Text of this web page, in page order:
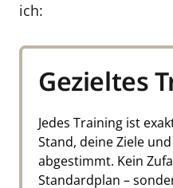
ich:
Gezieltes
Jedes Training ist
Stand, deine Ziele
abgestimmt. Kein
Standardplan –